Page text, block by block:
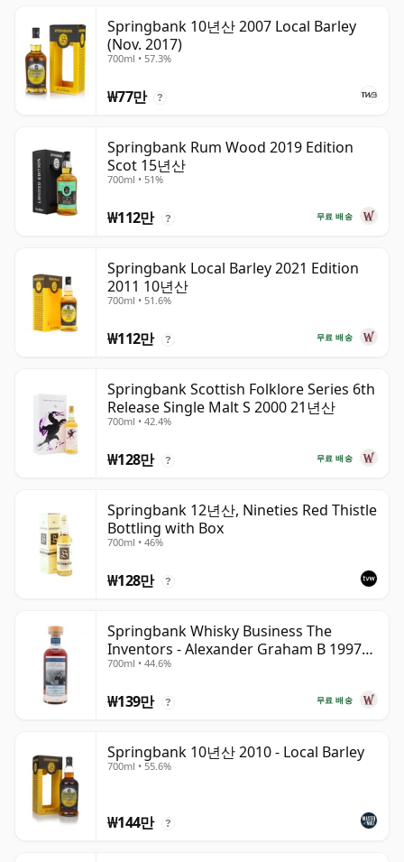
Springbank 10년산 2007 Local Barley
(Nov. 2017)
700ml • 57.3%
₩77만 ?
Springbank Rum Wood 2019 Edition
Scot 15년산
700ml • 51%
무료 배송
₩112만 ?
Springbank Local Barley 2021 Edition
2011 10년산
700ml • 51.6%
무료 배송
₩112만 ?
Springbank Scottish Folklore Series 6th
Release Single Malt S 2000 21년산
700ml • 42.4%
무료 배송
₩128만 ?
Springbank 12년산, Nineties Red Thistle
Bottling with Box
700ml • 46%
₩128만 ?
Springbank Whisky Business The
Inventors - Alexander Graham B 1997
28년산
700ml • 44.6%
무료 배송
₩139만 ?
Springbank 10년산 2010 - Local Barley
700ml • 55.6%
₩144만 ?